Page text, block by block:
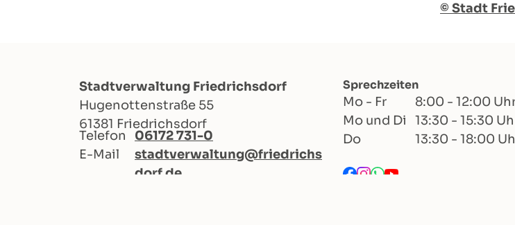
© Stadt
Stadtverwaltung Friedrichsdorf
Hugenottenstraße 55
61381 Friedrichsdorf
Telefon
06172 731-0
E-Mail
stadtverwaltung@friedrichs
dorf.de
Sprechzeiten
Mo - Fr
8:00 - 12:00
Mo und Di
13:30 - 15:30
Do
13:30 - 18:00